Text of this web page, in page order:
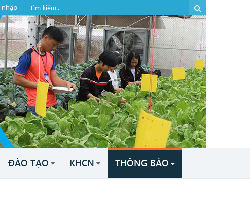
ĐÀO TẠO KHCN THÔNG BÁO